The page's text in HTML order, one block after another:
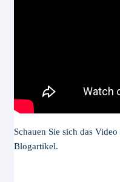
Schauen Sie sich das
Blogartikel.